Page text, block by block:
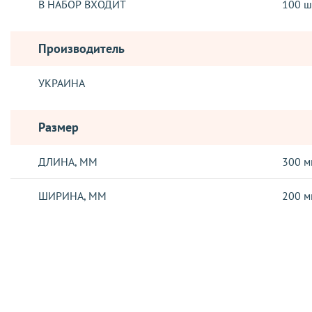
В НАБОР ВХОДИТ 100
Производитель
УКРАИНА
Размер
ДЛИНА, ММ 300
ШИРИНА, ММ 200